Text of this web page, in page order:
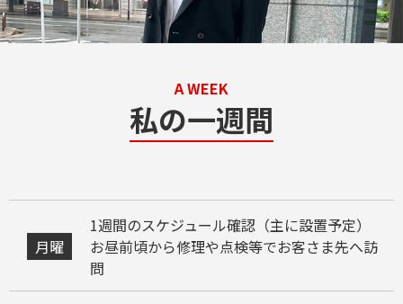
私の一週間
A WEEK
月曜
1週間のスケジュール確認（主に設置予定）
お昼前頃から修理や点検等でお客さま先へ訪
問